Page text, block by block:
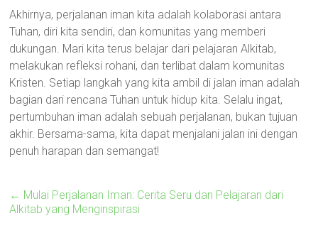
Akhirnya, perjalanan iman kita adalah kolaborasi antara
Tuhan, diri kita sendiri, dan komunitas yang memberi
dukungan. Mari kita terus belajar dari pelajaran Alkitab,
melakukan refleksi rohani, dan terlibat dalam komunitas
Kristen. Setiap langkah yang kita ambil di jalan iman adalah
bagian dari rencana Tuhan untuk hidup kita. Selalu ingat,
pertumbuhan iman adalah sebuah perjalanan, bukan tujuan
akhir. Bersama-sama, kita dapat menjalani jalan ini dengan
penuh harapan dan semangat!
← Mulai Perjalanan Iman: Cerita Seru dan Pelajaran dari
Alkitab yang Menginspirasi